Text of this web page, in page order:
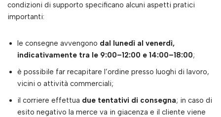
condizioni di supporto specificano alcuni aspetti pratici
importanti:
le consegne avvengono dal lunedì al venerdì,
indicativamente tra le 9:00–12:00 e 14:00–18:00;
è possibile far recapitare l’ordine presso luoghi di lavoro,
vicini o attività commerciali;
il corriere effettua due tentativi di consegna; in caso di
esito negativo la merce va in giacenza e il cliente viene